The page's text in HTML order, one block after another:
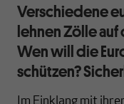
Verschiedene
lehnen Zölle auf
Wen will die
schützen?